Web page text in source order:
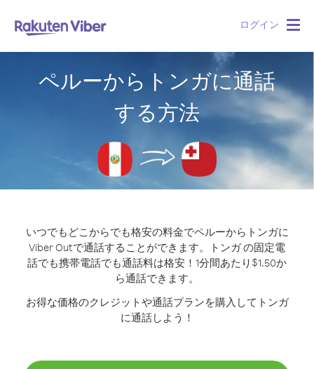
ログイン
ペルーからトンガに通話
する方法
いつでもどこからでも格安の料金でペルーからトンガに
Viber Outで通話することができます。
トンガ の固定電
話でも携帯電話でも通話料は格安！1分間あたり$1.50か
ら通話できます。
お得な価格のクレジットや通話プランを購入してトンガ
に通話しよう！